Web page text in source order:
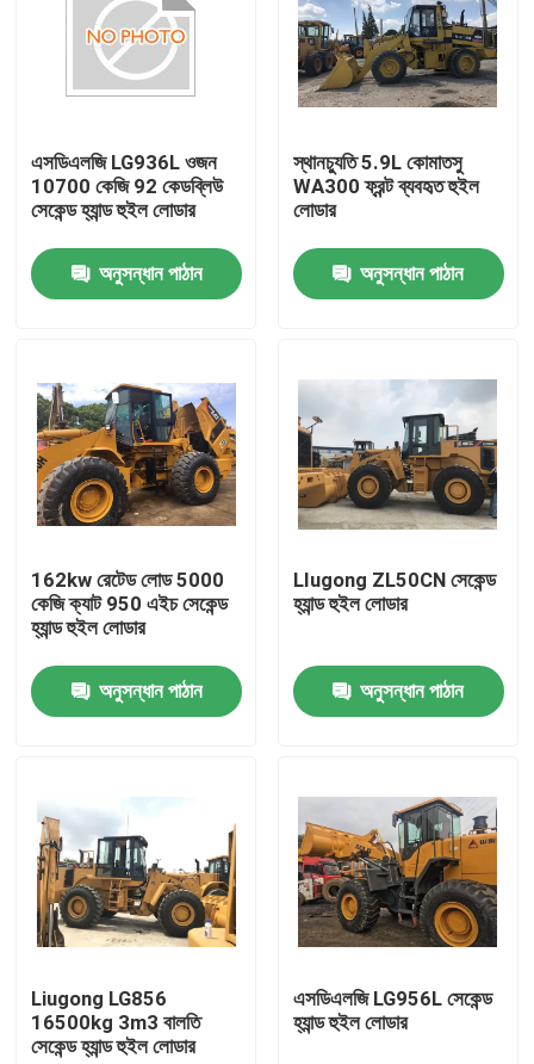
পণ্য
আমাদের সম্পর্কে
কারখানা ভ্রমণ
মান নিয়ন্ত্রণ
উদ্ধৃতির জন্য আবেদন
ব্যবহৃত খননকারী মেশিন Used
ব্যবহৃত বিড়াল খনক
এসডিএলজি LG936L ওজন
10700 কেজি 92 কেডব্লিউ
সেকেন্ড হ্যান্ড হুইল লোডার
অনুসন্ধান পাঠান
স্থানচ্যুতি 5.9L কোমাতসু
WA300 ফ্রন্ট ব্যবহৃত হুইল
লোডার
অনুসন্ধান পাঠান
162kw রেটেড লোড 5000
কেজি ক্যাট 950 এইচ সেকেন্ড
হ্যান্ড হুইল লোডার
অনুসন্ধান পাঠান
LIugong ZL50CN সেকেন্ড
হ্যান্ড হুইল লোডার
অনুসন্ধান পাঠান
Liugong LG856
16500kg 3m3 বালতি
সেকেন্ড হ্যান্ড হুইল লোডার
এসডিএলজি LG956L সেকেন্ড
হ্যান্ড হুইল লোডার